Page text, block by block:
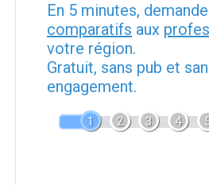
En 5 minutes,
comparatifs aux
votre région.
Gratuit, sans pub et
engagement.
1 2 3 4